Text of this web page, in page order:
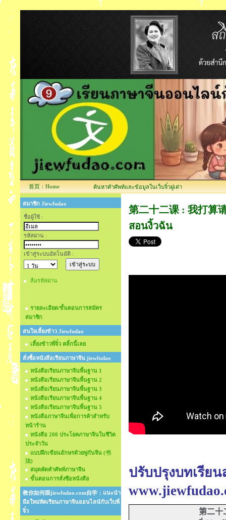
首页：Home ค้นหาคำศัพท์และข้อมูลในเว็บจิ๋วฝูเต่า
สมาชิก Jiewfudao
ชื่อผู้ใช้ :
รหัสผ่าน :
เข้าสู่ระบบอัตโนมัติ :
ลืมรหัสผ่าน
รายละเอียด/ขั้นตอนการสมัคร
สมาชิก
สนใจเลี้ยงข้าว Jiewfudao
เลี้ยงข้าวพี่จิ๋ว คลิ้กนี้เลย
สั่งซื้อหนังสือเรียนภาษาจีน jiewfudao
หนังสือเรียนภาษาจีนพื้นฐาน 1
หนังสือเรียนภาษาจีนพื้นฐาน 2
หนังสือเรียนภาษาจีนพื้นฐาน 3
หนังสือเรียนภาษาจีนพื้นฐาน 4
หนังสือเรียนภาษาจีนพื้นฐาน 5
หนังสือภาษาจีนเพื่อการค้าสำหรับ
หน้าร้าน
หนังสือ 200 ประโยคภาษาจีนในชีวิต
ประจำวัน
แบบฝึกเขียนอักษรด้วยพู่กันจีน (书
法)
สมุดคัดคำศัพท์ภาษาจีน
ขั้นตอนการสั่งซือหนังสือ
教你如何跟jiewfudao.com自学：แนะนำ
มือใหม่หัดเรียนภาษาจีนออนไลน์กับเว็บพี่
จิ๋ว
第二十二课 : 我打算
สอนงิ้วฉัน
ปรับปรุงบทเรีย
第二十